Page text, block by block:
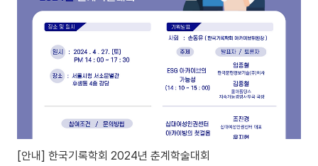
[안내] 한국기록학회 2024년 춘계학술대회